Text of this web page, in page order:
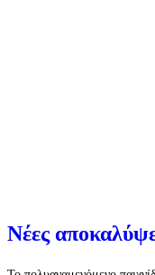
Νέες